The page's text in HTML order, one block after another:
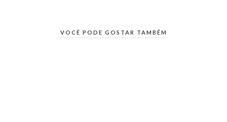
VOCÊ PODE GOSTAR TAMBÉM